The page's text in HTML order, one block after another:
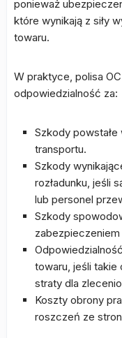
ponieważ
które wynikają z siły
towaru.
W praktyce, polisa
odpowiedzialność za:
Szkody
transportu.
Szkody
rozładunku, jeśli
lub personel
Szkody
zabezpieczeniem
towaru, jeśli takie
straty dla
Koszty obrony
roszczeń ze